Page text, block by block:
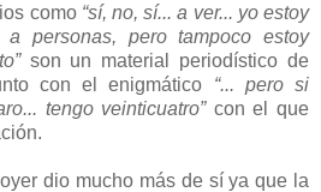
como “sí, no, sí... a ver... yo estoy
a personas, pero tampoco estoy
son un material periodístico de
con el enigmático “... pero si
tengo veinticuatro”con el que
dio mucho más de sí ya que la